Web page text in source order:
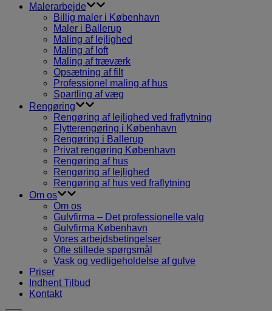
Malerarbejde
Billig maler i København
Maler i Ballerup
Maling af lejlighed
Maling af loft
Maling af træværk
Opsætning af filt
Professionel maling af hus
Spartling af væg
Rengøring
Rengøring af lejlighed ved fraflytning
Flytterengøring i København
Rengøring i Ballerup
Privat rengøring København
Rengøring af hus
Rengøring af lejlighed
Rengøring af hus ved fraflytning
Om os
Om os
Gulvfirma – Det professionelle valg
Gulvfirma København
Vores arbejdsbetingelser
Ofte stillede spørgsmål
Vask og vedligeholdelse af gulve
Priser
Indhent Tilbud
Kontakt